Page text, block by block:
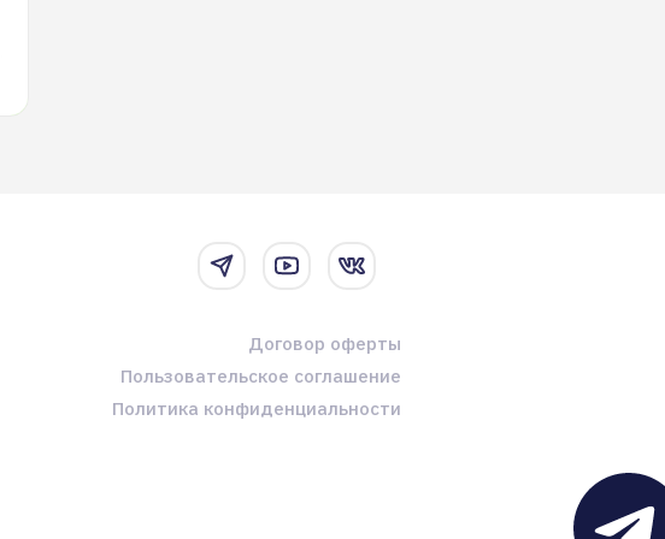
Договор оферты
Пользовательское соглашение
Политика конфиденциальности